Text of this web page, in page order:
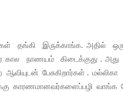
இருக்காங்க. அதில்
கால நாணயம் கிடைக்குது .
ஆவியுடன் பேசுகிறார்கள் .
காரணமானவர்களைப்பழி வாங்க